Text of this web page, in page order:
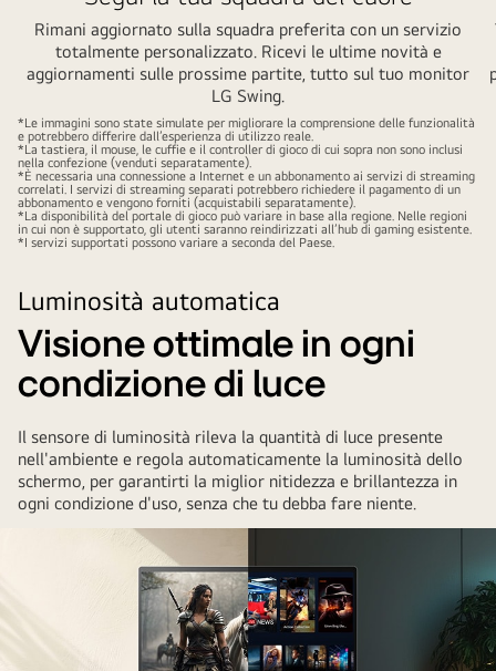
Rimani aggiornato sulla squadra preferita con un servizio
totalmente personalizzato. Ricevi le ultime novità e
aggiornamenti sulle prossime partite, tutto sul tuo monitor
LG Swing.
*Le immagini sono state simulate per migliorare la comprensione delle funzionalità
e potrebbero differire dall’esperienza di utilizzo reale.
*La tastiera, il mouse, le cuffie e il controller di gioco di cui sopra non sono inclusi
nella confezione (venduti separatamente).
*È necessaria una connessione a Internet e un abbonamento ai servizi di streaming
correlati. I servizi di streaming separati potrebbero richiedere il pagamento di un
abbonamento e vengono forniti (acquistabili separatamente).
*La disponibilità del portale di gioco può variare in base alla regione. Nelle regioni
in cui non è supportato, gli utenti saranno reindirizzati all’hub di gaming esistente.
*I servizi supportati possono variare a seconda del Paese.
Luminosità automatica
Visione ottimale in ogni
condizione di luce
Il sensore di luminosità rileva la quantità di luce presente
nell'ambiente e regola automaticamente la luminosità dello
schermo, per garantirti la miglior nitidezza e brillantezza in
ogni condizione d'uso, senza che tu debba fare niente.